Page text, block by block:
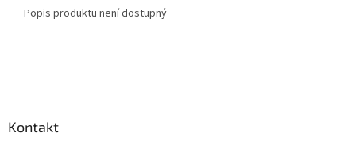
Popis produktu není dostupný
Kontakt